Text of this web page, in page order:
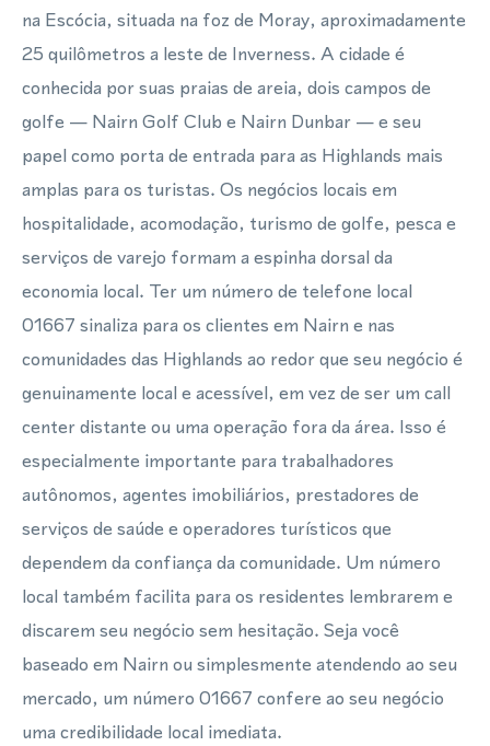
na Escócia, situada na foz de Moray, aproximadamente
25 quilômetros a leste de Inverness. A cidade é
conhecida por suas praias de areia, dois campos de
golfe — Nairn Golf Club e Nairn Dunbar — e seu
papel como porta de entrada para as Highlands mais
amplas para os turistas. Os negócios locais em
hospitalidade, acomodação, turismo de golfe, pesca e
serviços de varejo formam a espinha dorsal da
economia local. Ter um número de telefone local
01667 sinaliza para os clientes em Nairn e nas
comunidades das Highlands ao redor que seu negócio é
genuinamente local e acessível, em vez de ser um call
center distante ou uma operação fora da área. Isso é
especialmente importante para trabalhadores
autônomos, agentes imobiliários, prestadores de
serviços de saúde e operadores turísticos que
dependem da confiança da comunidade. Um número
local também facilita para os residentes lembrarem e
discarem seu negócio sem hesitação. Seja você
baseado em Nairn ou simplesmente atendendo ao seu
mercado, um número 01667 confere ao seu negócio
uma credibilidade local imediata.